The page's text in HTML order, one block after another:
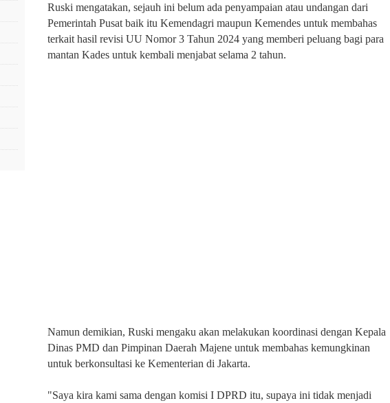
Ruski mengatakan, sejauh ini belum ada penyampaian atau undangan dari
Pemerintah Pusat baik itu Kemendagri maupun Kemendes untuk membahas
terkait hasil revisi UU Nomor 3 Tahun 2024 yang memberi peluang bagi para
mantan Kades untuk kembali menjabat selama 2 tahun.
Namun demikian, Ruski mengaku akan melakukan koordinasi dengan Kepala
Dinas PMD dan Pimpinan Daerah Majene untuk membahas kemungkinan
untuk berkonsultasi ke Kementerian di Jakarta.
"Saya kira kami sama dengan komisi I DPRD itu, supaya ini tidak menjadi